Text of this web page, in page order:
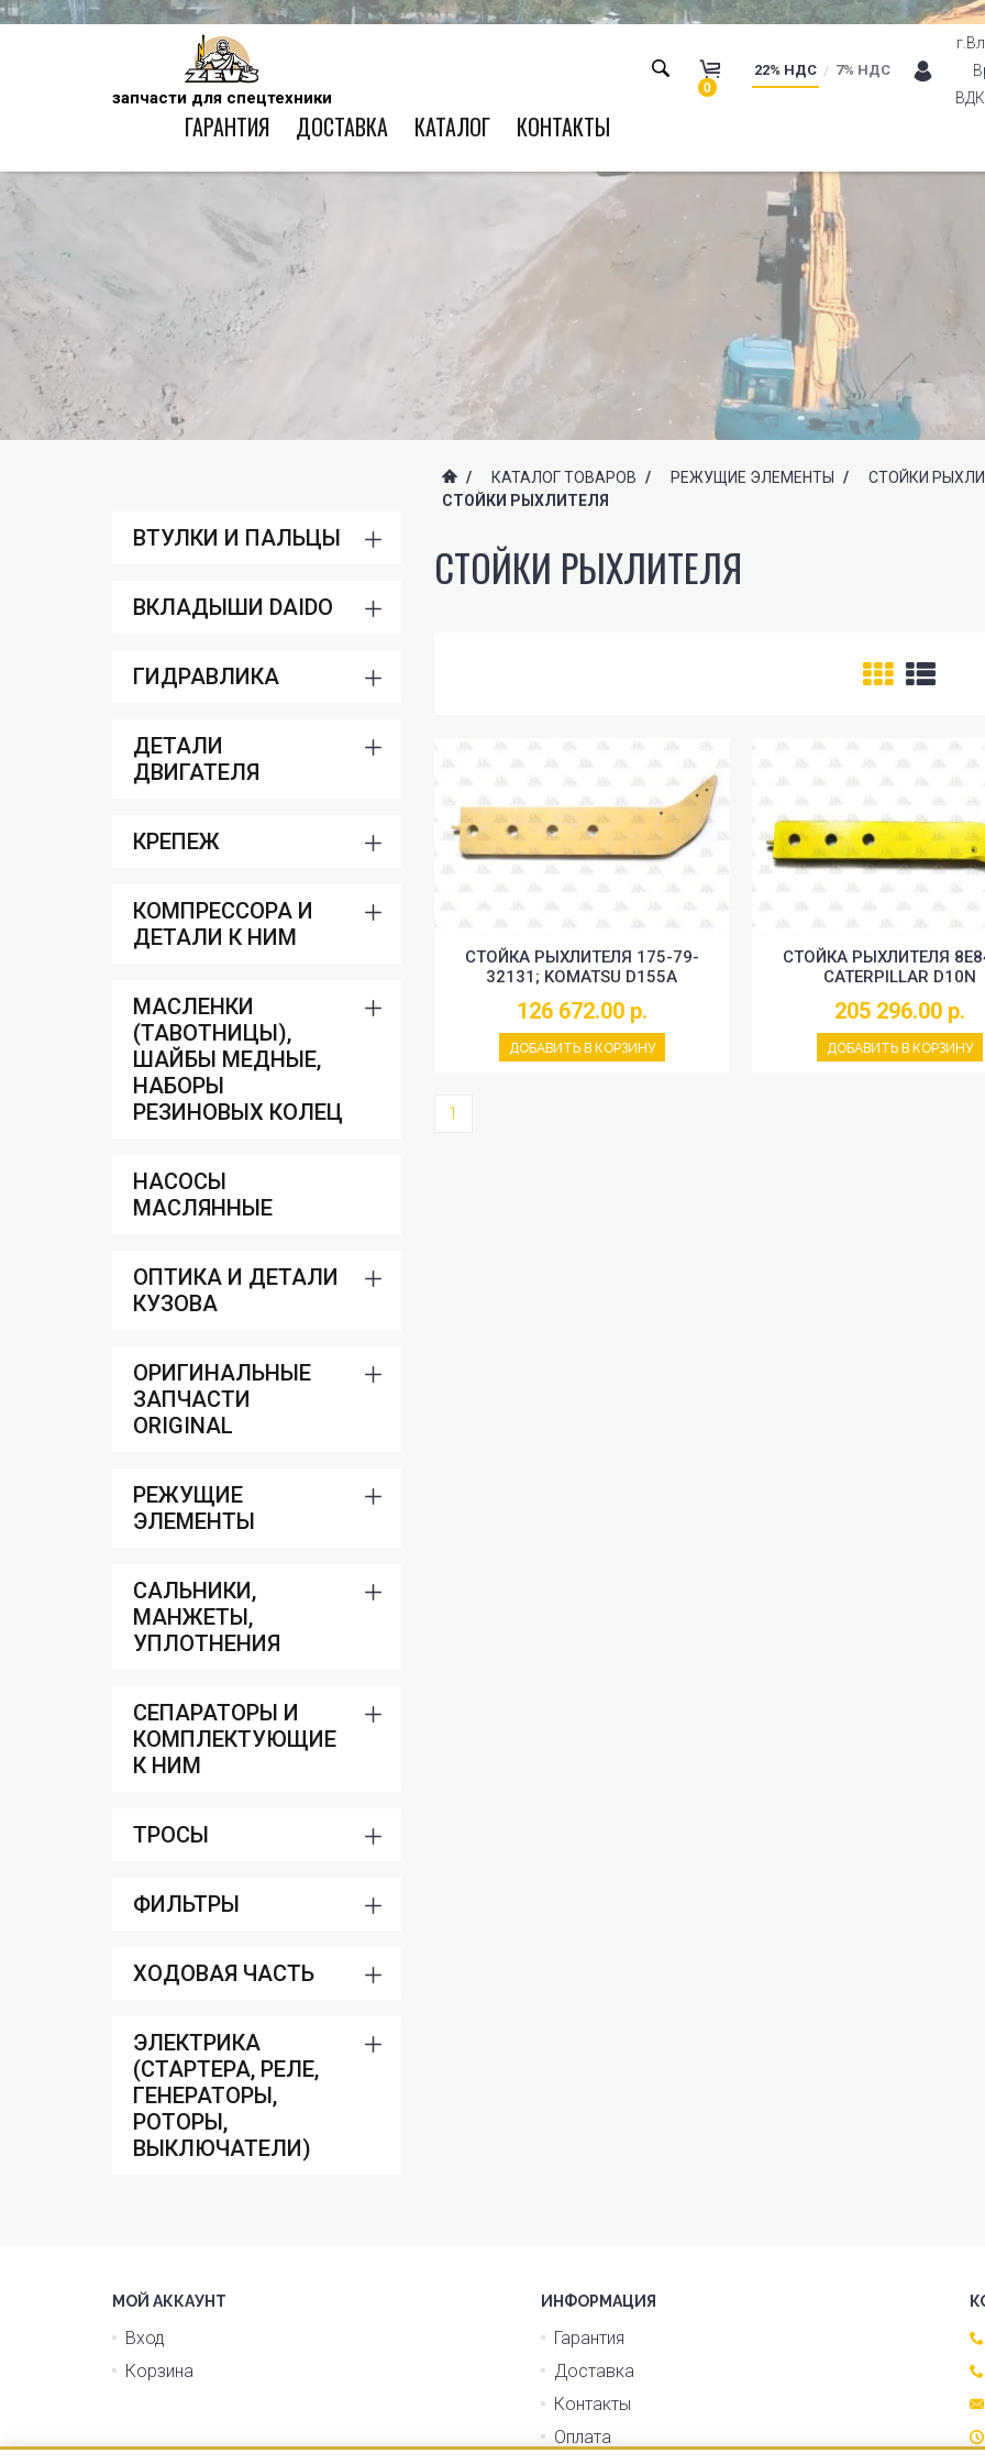
22% НДС 7% НДС
0
запчасти для спецтехники
ГАРАНТИЯ ДОСТАВКА КАТАЛОГ КОНТАКТЫ
ВТУЛКИ И ПАЛЬЦЫ
ВКЛАДЫШИ DAIDO
ГИДРАВЛИКА
ДЕТАЛИ
ДВИГАТЕЛЯ
КРЕПЕЖ
КОМПРЕССОРА И
ДЕТАЛИ К НИМ
МАСЛЕНКИ
(ТАВОТНИЦЫ),
ШАЙБЫ МЕДНЫЕ,
НАБОРЫ
РЕЗИНОВЫХ КОЛЕЦ
НАСОСЫ
МАСЛЯННЫЕ
ОПТИКА И ДЕТАЛИ
КУЗОВА
ОРИГИНАЛЬНЫЕ
ЗАПЧАСТИ
ORIGINAL
РЕЖУЩИЕ
ЭЛЕМЕНТЫ
САЛЬНИКИ,
МАНЖЕТЫ,
УПЛОТНЕНИЯ
СЕПАРАТОРЫ И
КОМПЛЕКТУЮЩИЕ
К НИМ
ТРОСЫ
ФИЛЬТРЫ
ХОДОВАЯ ЧАСТЬ
ЭЛЕКТРИКА
(СТАРТЕРА, РЕЛЕ,
ГЕНЕРАТОРЫ,
РОТОРЫ,
ВЫКЛЮЧАТЕЛИ)
/ КАТАЛОГ ТОВАРОВ / РЕЖУЩИЕ ЭЛЕМЕНТЫ /
СТОЙКИ
СТОЙКИ РЫХЛИТЕЛЯ
СТОЙКИ РЫХЛИТЕЛЯ
СТОЙКА РЫХЛИТЕЛЯ 175-79-
32131; KOMATSU D155A
126 672.00 р.
ДОБАВИТЬ В КОРЗИНУ
СТОЙКА РЫХЛИТЕЛЯ
CATERPILLAR D10N
205 296.00 р.
ДОБАВИТЬ В КОРЗИНУ
1
МОЙ АККАУНТ
Вход
Корзина
ИНФОРМАЦИЯ
Гарантия
Доставка
Контакты
Оплата